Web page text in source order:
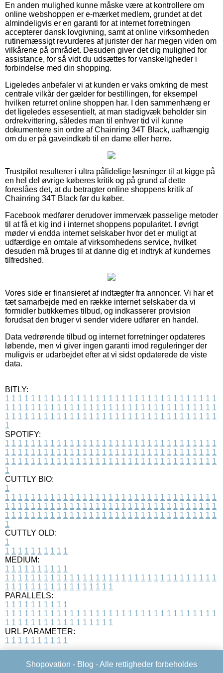
En anden mulighed kunne måske være at kontrollere om
online webshoppen er e-mærket medlem, grundet at det
almindeligvis er en garanti for at internet forretningen
accepterer dansk lovgivning, samt at online virksomheden
rutinemæssigt revurderes af jurister der har megen viden om
vilkårene på området. Desuden giver det dig mulighed for
assistance, for så vidt du udsættes for vanskeligheder i
forbindelse med din shopping.
Ligeledes anbefaler vi at kunden er vaks omkring de mest
centrale vilkår der gælder for bestillingen, for eksempel
hvilken returret online shoppen har. I den sammenhæng er
det ligeledes essesentielt, at man stadigvæk beholder sin
ordrekvittering, således man til enhver tid vil kunne
dokumentere sin ordre af Chainring 34T Black, uafhængig
om du er på gaveindkøb til en dame eller herre.
Trustpilot resulterer i ultra pålidelige løsninger til at kigge på
en hel del øvrige køberes kritik og på grund af dette
foreslåes det, at du betragter online shoppens kritik af
Chainring 34T Black før du køber.
Facebook medfører derudover immervæk passelige metoder
til at få et kig ind i internet shoppens popularitet. I øvrigt
møder vi endda internet selskaber hvor det er muligt at
udfærdige en omtale af virksomhedens service, hvilket
desuden må bruges til at danne dig et indtryk af kundernes
tilfredshed.
Vores side er finansieret af indtægter fra annoncer. Vi har et
tæt samarbejde med en række internet selskaber da vi
formidler butikkernes tilbud, og indkasserer provision
forudsat den bruger vi sender videre udfører en handel.
Data vedrørende tilbud og internet forretninger opdateres
løbende, men vi giver ingen garanti imod reguleringer der
muligvis er udarbejdet efter at vi sidst opdaterede de viste
data.
BITLY:
1 1 1 1 1 1 1 1 1 1 1 1 1 1 1 1 1 1 1 1 1 1 1 1 1 1 1 1 1 1 1 1 1
1 1 1 1 1 1 1 1 1 1 1 1 1 1 1 1 1 1 1 1 1 1 1 1 1 1 1 1 1 1 1 1 1
1 1 1 1 1 1 1 1 1 1 1 1 1 1 1 1 1 1 1 1 1 1 1 1 1 1 1 1 1 1 1 1 1
1
SPOTIFY:
1 1 1 1 1 1 1 1 1 1 1 1 1 1 1 1 1 1 1 1 1 1 1 1 1 1 1 1 1 1 1 1 1
1 1 1 1 1 1 1 1 1 1 1 1 1 1 1 1 1 1 1 1 1 1 1 1 1 1 1 1 1 1 1 1 1
1 1 1 1 1 1 1 1 1 1 1 1 1 1 1 1 1 1 1 1 1 1 1 1 1 1 1 1 1 1 1 1 1
1
CUTTLY BIO:
1
1 1 1 1 1 1 1 1 1 1 1 1 1 1 1 1 1 1 1 1 1 1 1 1 1 1 1 1 1 1 1 1 1
1 1 1 1 1 1 1 1 1 1 1 1 1 1 1 1 1 1 1 1 1 1 1 1 1 1 1 1 1 1 1 1 1
1 1 1 1 1 1 1 1 1 1 1 1 1 1 1 1 1 1 1 1 1 1 1 1 1 1 1 1 1 1 1 1 1
1
CUTTLY OLD:
1
1 1 1 1 1 1 1 1 1 1
MEDIUM:
1 1 1 1 1 1 1 1 1 1
1 1 1 1 1 1 1 1 1 1 1 1 1 1 1 1 1 1 1 1 1 1 1 1 1 1 1 1 1 1 1 1 1
1 1 1 1 1 1 1 1 1 1 1 1 1 1 1 1 1
PARALLELS:
1 1 1 1 1 1 1 1 1 1
1 1 1 1 1 1 1 1 1 1 1 1 1 1 1 1 1 1 1 1 1 1 1 1 1 1 1 1 1 1 1 1 1
1 1 1 1 1 1 1 1 1 1 1 1 1 1 1 1 1
URL PARAMETER:
1 1 1 1 1 1 1 1 1 1
Shopovation - Blog - Alle rettigheder forbeholdes